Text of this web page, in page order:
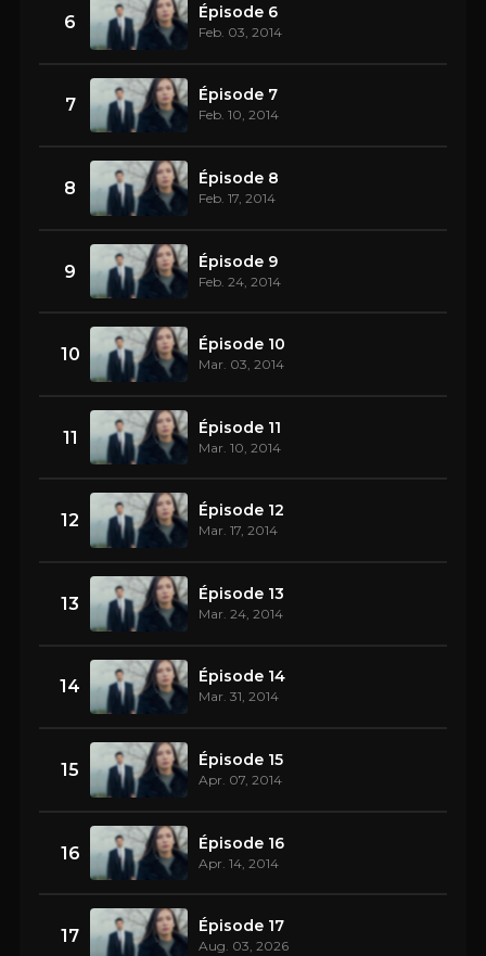
6 Épisode 6
Feb. 03, 2014
7 Épisode 7
Feb. 10, 2014
8 Épisode 8
Feb. 17, 2014
9 Épisode 9
Feb. 24, 2014
10 Épisode 10
Mar. 03, 2014
11 Épisode 11
Mar. 10, 2014
12 Épisode 12
Mar. 17, 2014
13 Épisode 13
Mar. 24, 2014
14 Épisode 14
Mar. 31, 2014
15 Épisode 15
Apr. 07, 2014
16 Épisode 16
Apr. 14, 2014
17 Épisode 17
Aug. 03, 2026